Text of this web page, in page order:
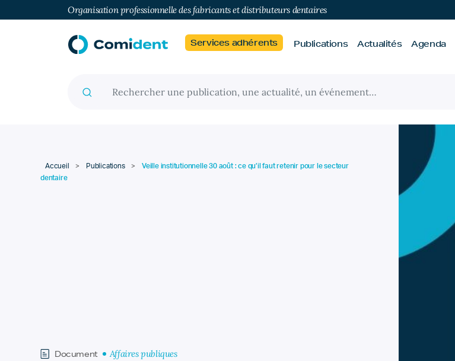
Organisation professionnelle des fabricants et distributeurs dentaires
Services adhérents Publications Actualités Agenda
Accueil > Publications >
Veille institutionnelle 30 août : ce qu’il faut retenir pour le secteur
dentaire
Document Affaires publiques